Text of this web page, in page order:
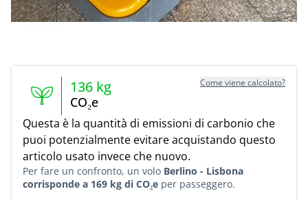
136 kg
CO₂e
Come viene calcolato?
Questa è la quantità di emissioni di carbonio che
puoi potenzialmente evitare acquistando questo
articolo usato invece che nuovo.
Per fare un confronto, un volo Berlino - Lisbona
corrisponde a 169 kg di CO₂e per passeggero.